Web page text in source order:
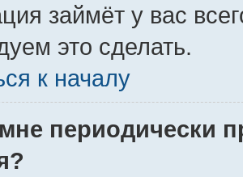
займёт у вас
это сделать.
к началу
периодически